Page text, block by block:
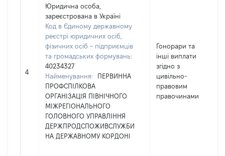
4
Юридична особа,
зареєстрована в Україні
Код в Єдиному державному
реєстрі юридичних осіб,
фізичних осіб – підприємців
та громадських формувань:
40234327
Найменування:
ПЕРВИННА
ПРОФСПІЛКОВА
ОРГАНІЗАЦІЯ ПІВНІЧНОГО
МІЖРЕГІОНАЛЬНОГО
ГОЛОВНОГО УПРАВЛІННЯ
ДЕРЖПРОДСПОЖИВСЛУЖБИ
НА ДЕРЖАВНОМУ КОРДОНІ
Гонорари та
інші виплати
згідно з
цивільно-
правовим
правочинами